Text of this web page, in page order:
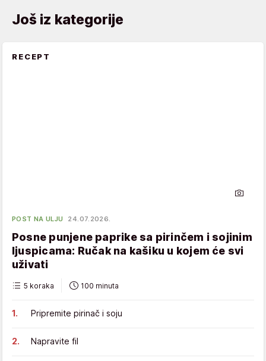
Još iz kategorije
RECEPT
POST NA ULJU 24.07.2026.
Posne punjene paprike sa pirinčem i sojinim
ljuspicama: Ručak na kašiku u kojem će svi
uživati
5 koraka 100 minuta
Pripremite pirinač i soju
Napravite fil